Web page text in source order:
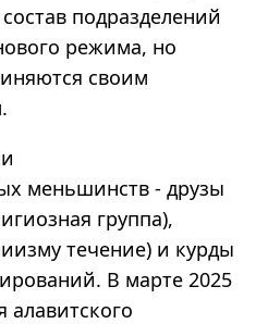
подразделений
режима, но
своим
меньшинств - друзы
группа),
течение) и курды
В марте 2025
алавитского